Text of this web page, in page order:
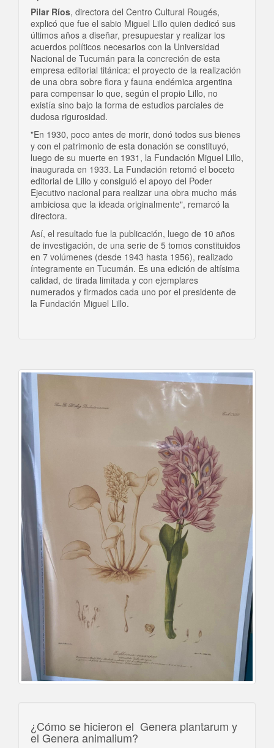
Pilar Ríos, directora del Centro Cultural Rougés,
explicó que fue el sabio Miguel Lillo quien dedicó sus
últimos años a diseñar, presupuestar y realizar los
acuerdos políticos necesarios con la Universidad
Nacional de Tucumán para la concreción de esta
empresa editorial titánica: el proyecto de la realización
de una obra sobre flora y fauna endémica argentina
para compensar lo que, según el propio Lillo, no
existía sino bajo la forma de estudios parciales de
dudosa rigurosidad.
"En 1930, poco antes de morir, donó todos sus bienes
y con el patrimonio de esta donación se constituyó,
luego de su muerte en 1931, la Fundación Miguel Lillo,
inaugurada en 1933. La Fundación retomó el boceto
editorial de Lillo y consiguió el apoyo del Poder
Ejecutivo nacional para realizar una obra mucho más
ambiciosa que la ideada originalmente", remarcó la
directora.
Así, el resultado fue la publicación, luego de 10 años
de investigación, de una serie de 5 tomos constituidos
en 7 volúmenes (desde 1943 hasta 1956), realizado
íntegramente en Tucumán. Es una edición de altísima
calidad, de tirada limitada y con ejemplares
numerados y firmados cada uno por el presidente de
la Fundación Miguel Lillo.
¿Cómo se hicieron el Genera plantarum y
el Genera animalium?